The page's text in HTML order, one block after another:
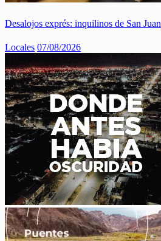
Desalojos exprés: inquilinos de San Juan
Locales 07/08/2026